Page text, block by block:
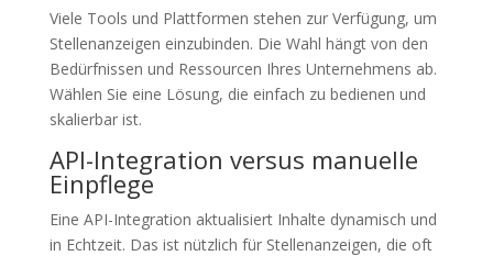
Viele Tools und Plattformen stehen zur Verfügung, um
Stellenanzeigen einzubinden. Die Wahl hängt von den
Bedürfnissen und Ressourcen Ihres Unternehmens ab.
Wählen Sie eine Lösung, die einfach zu bedienen und
skalierbar ist.
API-Integration versus manuelle
Einpflege
Eine API-Integration aktualisiert Inhalte dynamisch und
in Echtzeit. Das ist nützlich für Stellenanzeigen, die oft